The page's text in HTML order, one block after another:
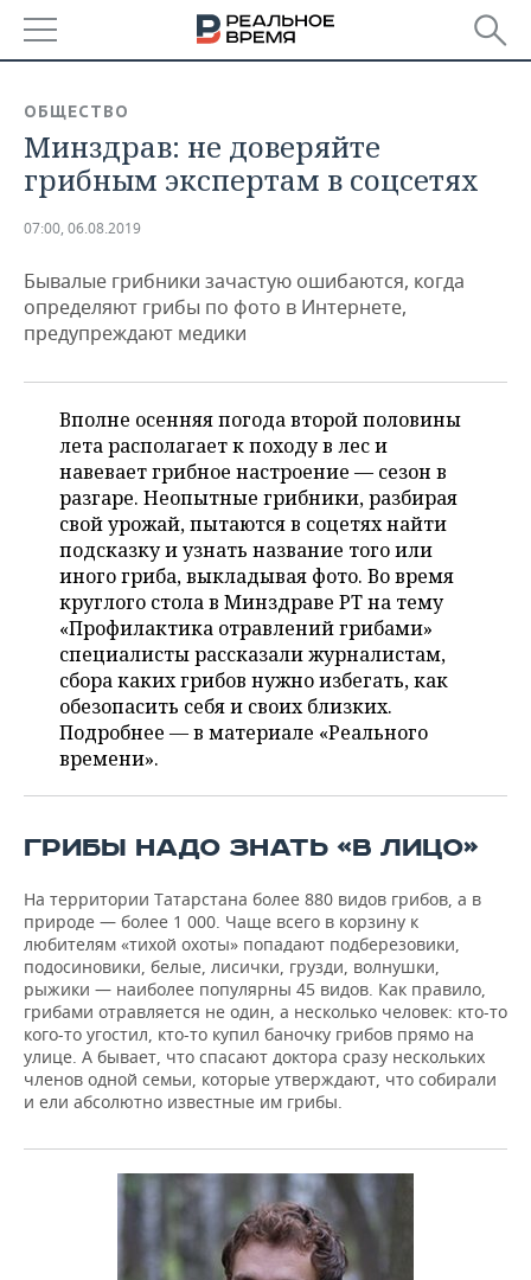
БАШКОРТОСТАН
ТАТАРСТАН
НОВОСТИ
АНАЛИТИКА
ДЕКЛАРАЦИИ О ДОХОДАХ
ВУЗЫ ТАТАРСТАНА
КОМУ ПРИНАДЛЕЖАТ
ТОРГОВЫЕ ЦЕНТРЫ
ТАТАРСТАНА
НОВОСТИ ЭКОНОМИКИ
БАНКИ
БЮДЖЕТ
ИНВЕСТИЦИИ
ПРОМЫШЛЕННОСТЬ
АГРОПРОМ
МАШИНОСТРОЕНИЕ
НЕФТЕХИМИЯ
НЕФТЬ
ОПК
ЭНЕРГЕТИКА
НОВОСТИ НЕДВИЖИМОСТИ
АВТО
НОВОСТИ АВТО
БИЗНЕС
НОВОСТИ БИЗНЕСА
РОЗНИЧНАЯ ТОРГОВЛЯ
ТРАНСПОРТ
УСЛУГИ
ТЕХНОЛОГИИ
НОВОСТИ ТЕХНОЛОГИЙ
МЕДИА
ТЕЛЕКОММУНИКАЦИИ
МЕРОПРИЯТИЯ
НОВОСТИ МЕРОПРИЯТИЙ
ВЫЕЗДНАЯ РЕДАКЦИЯ
БИЗНЕС-БРАНЧИ
ONLINE-КОНФЕРЕНЦИИ
ОТКРЫТАЯ ЛЕКЦИЯ
СПОРТ
НОВОСТИ СПОРТА
ФУТБОЛ
ХОККЕЙ
БАСКЕТБОЛ
ВОЛЕЙБОЛ
КИБЕРСПОРТ
ФИГУРНОЕ КАТАНИЕ
ВОДНЫЕ ВИДЫ СПОРТА
ОБЩЕСТВО
НОВОСТИ ОБЩЕСТВА
ВЛАСТЬ
ИНФРАСТРУКТУРА
ИСТОРИЯ
КУЛЬТУРА
МЕДИЦИНА
ОБРАЗОВАНИЕ
ФОТОГАЛЕРЕЯ
СЮЖЕТЫ
СПРАВОЧНИК
СПИСОК ПЕРСОН
СПИСОК КОМПАНИЙ
ПОЛНАЯ ВЕРСИЯ
ОБЩЕСТВО
Минздрав: не доверяйте
грибным экспертам в соцсетях
07:00, 06.08.2019
Бывалые грибники зачастую ошибаются, когда
определяют грибы по фото в Интернете,
предупреждают медики
Вполне осенняя погода второй половины
лета располагает к походу в лес и
навевает грибное настроение — сезон в
разгаре. Неопытные грибники, разбирая
свой урожай, пытаются в соцетях найти
подсказку и узнать название того или
иного гриба, выкладывая фото. Во время
круглого стола в Минздраве РТ на тему
«Профилактика отравлений грибами»
специалисты рассказали журналистам,
сбора каких грибов нужно избегать, как
обезопасить себя и своих близких.
Подробнее — в материале «Реального
времени».
ГРИБЫ НАДО ЗНАТЬ «В ЛИЦО»
На территории Татарстана более 880 видов грибов, а в
природе — более 1 000. Чаще всего в корзину к
любителям «тихой охоты» попадают подберезовики,
подосиновики, белые, лисички, грузди, волнушки,
рыжики — наиболее популярны 45 видов. Как правило,
грибами отравляется не один, а несколько человек: кто-то
кого-то угостил, кто-то купил баночку грибов прямо на
улице. А бывает, что спасают доктора сразу нескольких
членов одной семьи, которые утверждают, что собирали
и ели абсолютно известные им грибы.